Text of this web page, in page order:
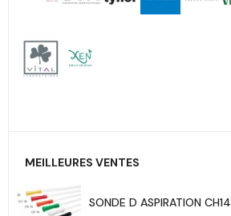
MEILLEURES VENTES
SONDE D ASPIRATION CH14